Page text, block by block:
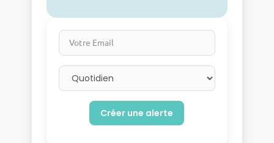
Votre Email
Email frequency